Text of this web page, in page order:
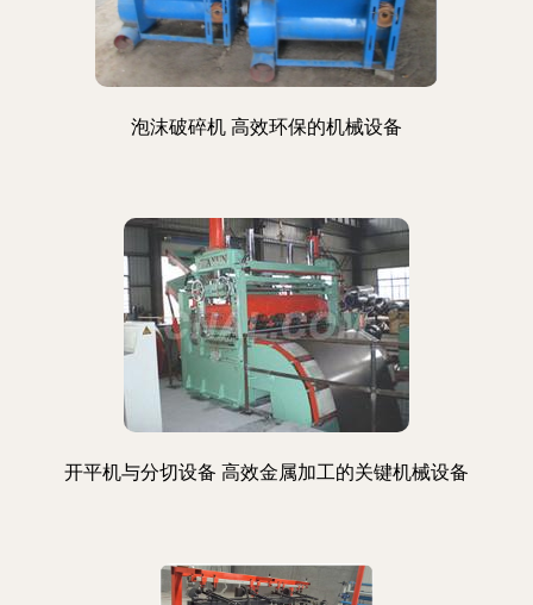
泡沫破碎机 高效环保的机械设备
开平机与分切设备 高效金属加工的关键机械设备